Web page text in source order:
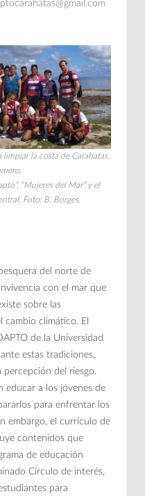
la costa de Carahatas.
“Mujeres del Mar” y el
Foto: B. Borges.
del norte de
con el mar que
sobre las
cambio climático. El
de la Universidad
estas tradiciones,
del riesgo.
educar a los jóvenes de
para enfrentar los
embargo, el currículo de
contenidos que
de educación
Círculo de interés,
para